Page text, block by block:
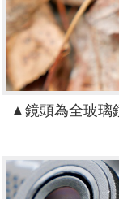
▲鏡頭為全玻璃